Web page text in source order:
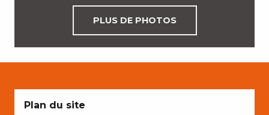
PLUS DE PHOTOS
Plan du site